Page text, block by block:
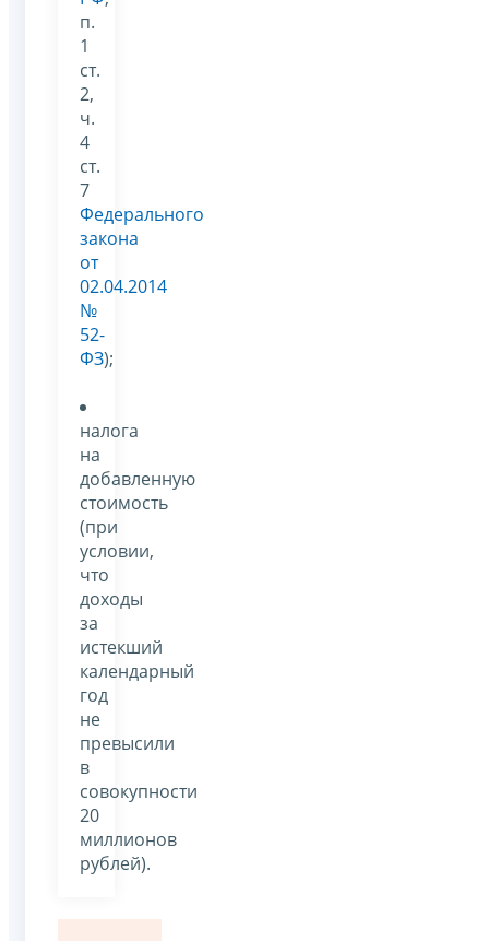
п.
1
ст.
2,
ч.
4
ст.
7
Федерального
закона
от
02.04.2014
№
52-
ФЗ);
налога
на
добавленную
стоимость
(при
условии,
что
доходы
за
истекший
календарный
год
не
превысили
в
совокупности
20
миллионов
рублей).